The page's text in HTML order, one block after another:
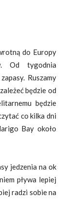
do Europy
Od tygodnia
Ruszamy
będzie od
będzie
co kilka dni
Bay około
jedzenia na ok
pływa lepiej
radzi sobie na